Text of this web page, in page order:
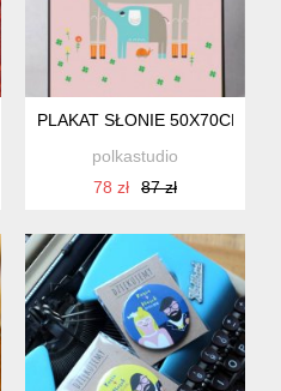
DLA GOSCI -SLUB
PLAKAT SŁONIE 50X70CM
polkastudio
78 zł
87 zł